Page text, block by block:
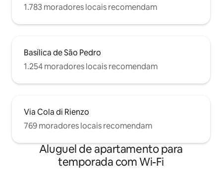
1.783 moradores locais recomendam
Basílica de São Pedro
1.254 moradores locais recomendam
Via Cola di Rienzo
769 moradores locais recomendam
Aluguel de apartamento para
temporada com Wi-Fi